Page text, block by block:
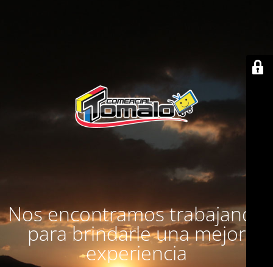
Nos encontramos trabajando
para brindarle una mejor
experiencia